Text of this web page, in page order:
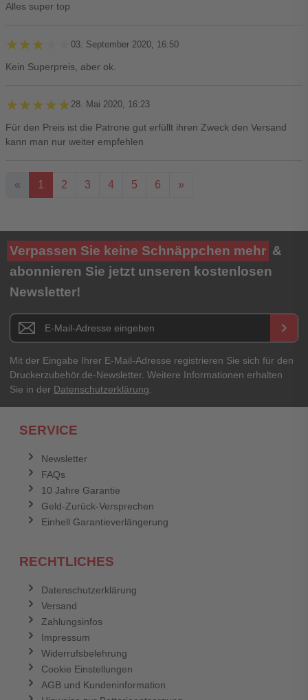
Alles super top
★★★★★
★★★★★ 03. September 2020, 16:50
Kein Superpreis, aber ok.
★★★★★
★★★★★ 28. Mai 2020, 16:23
Für den Preis ist die Patrone gut erfüllt ihren Zweck den Versand
kann man nur weiter empfehlen
« 1 2 3 4 5 6 »
Ihre Bewertung**
★★★★★
Titel**
E-Mail-Adresse
Ihr Passwort
Verpassen Sie keine Schnäppchen mehr &
abonnieren Sie jetzt unseren kostenlosen
Newsletter!
Newsletter E-Mail Adresse keyboard_arrow_right
Mit der Eingabe Ihrer E-Mail-Adresse registrieren Sie sich für den
Druckerzubehör.de-Newsletter. Weitere Informationen erhalten
Sie in der Datenschutzerklärung
SERVICE
Newsletter
FAQs
10 Jahre Garantie
Geld-Zurück-Versprechen
Einhell Garantieverlängerung
RECHTLICHES
Datenschutzerklärung
Versand
Zahlungsinfos
Impressum
Widerrufsbelehrung
Cookie Einstellungen
AGB und Kundeninformation